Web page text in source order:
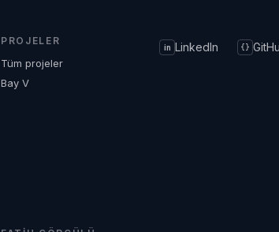
PROJELER
Tüm projeler
Bay V
in LinkedIn {}